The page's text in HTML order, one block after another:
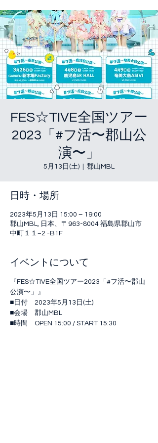
FES☆TIVE全国ツアー
2023「#フ活〜郡山公
演〜」
5月13日(土) 郡山MBL
日時・場所
2023年5月13日 15:00 – 19:00
郡山MBL, 日本、〒963-8004 福島県郡山市
中町１１−2 -B1F
イベントについて
『FES☆TIVE全国ツアー2023「#フ活〜郡山
公演〜」』
■日付　2023年5月13日(土)
■会場　郡山MBL
■時間　OPEN 15:00 / START 15:30